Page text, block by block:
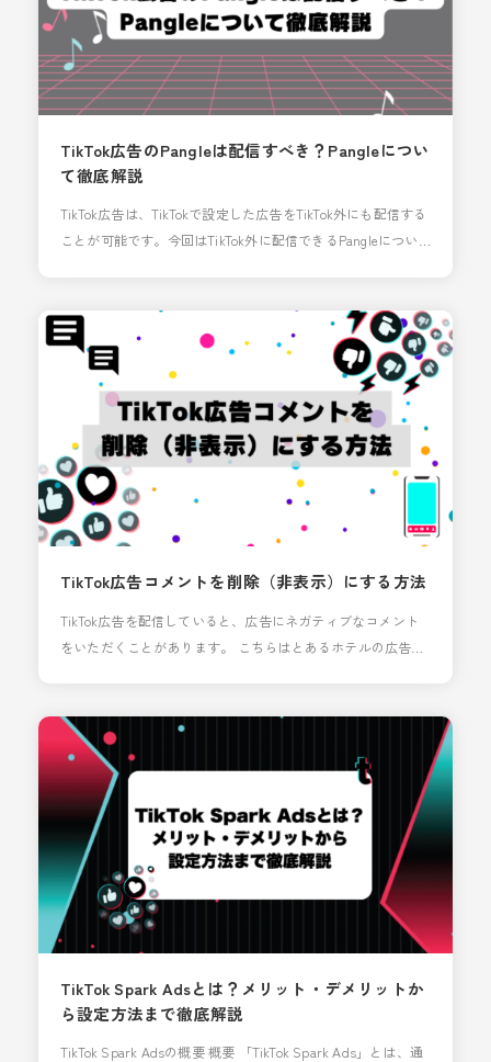
TikTok広告のPangleは配信すべき？Pangleについ
て徹底解説
TikTok広告は、TikTokで設定した広告をTikTok外にも配信する
ことが可能です。今回はTikTok外に配信できるPangleについ
ク※です。 ※アドネットワークとは、広告主（広告を出した
い企業）と広告を掲載
TikTok広告コメントを削除（非表示）にする方法
TikTok広告を配信していると、広告にネガティブなコメント
をいただくことがあります。 こちらはとあるホテルの広告で
ントは対応が難しいものです。 TikTok広告のコメントは削除
はできません。しかし、他のユーザーが閲覧できないよう
「非表示」にする方法がありますので本ブログ
TikTok Spark Adsとは？メリット・デメリットか
ら設定方法まで徹底解説
TikTok Spark Adsの概要 概要 「TikTok Spark Ads」とは、通